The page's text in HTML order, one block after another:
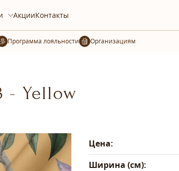
АкцииКонтакты
Организациям
- Yellow
Цена:
Ширина (см):